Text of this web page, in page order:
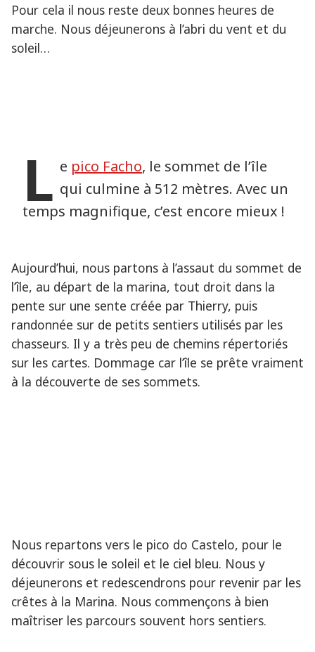
Pour cela il nous reste deux bonnes heures de
marche. Nous déjeunerons à l’abri du vent et du
soleil…
L e pico Facho, le sommet de l’île
qui culmine à 512 mètres. Avec un
temps magnifique, c’est encore mieux !
Aujourd’hui, nous partons à l’assaut du sommet de
l’île, au départ de la marina, tout droit dans la
pente sur une sente créée par Thierry, puis
randonnée sur de petits sentiers utilisés par les
chasseurs. Il y a très peu de chemins répertoriés
sur les cartes. Dommage car l’île se prête vraiment
à la découverte de ses sommets.
Nous repartons vers le pico do Castelo, pour le
découvrir sous le soleil et le ciel bleu. Nous y
déjeunerons et redescendrons pour revenir par les
crêtes à la Marina. Nous commençons à bien
maîtriser les parcours souvent hors sentiers.